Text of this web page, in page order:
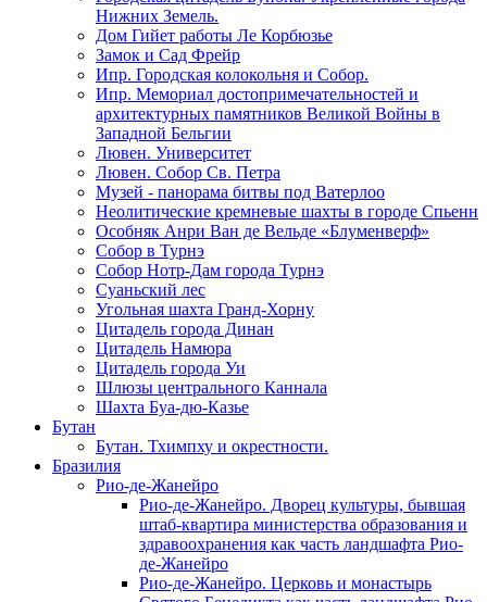
Нижних Земель.
Дом Гийет работы Ле Корбюзье
Замок и Сад Фрейр
Ипр. Городская колокольня и Собор.
Ипр. Мемориал достопримечательностей и
архитектурных памятников Великой Войны в
Западной Бельгии
Лювен. Университет
Лювен. Собор Св. Петра
Музей - панорама битвы под Ватерлоо
Неолитические кремневые шахты в городе Спьенн
Особняк Анри Ван де Вельде «Блуменверф»
Собор в Турнэ
Собор Нотр-Дам города Турнэ
Суаньский лес
Угольная шахта Гранд-Хорну
Цитадель города Динан
Цитадель Намюра
Цитадель города Уи
Шлюзы центрального Каннала
Шахта Буа-дю-Казье
Бутан
Бутан. Тхимпху и окрестности.
Бразилия
Рио-де-Жанейро
Рио-де-Жанейро. Дворец культуры, бывшая
штаб-квартира министерства образования и
здравоохранения как часть ландшафта Рио-
де-Жанейро
Рио-де-Жанейро. Церковь и монастырь